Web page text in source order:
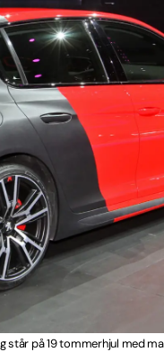
står på 19 tommerhjul med